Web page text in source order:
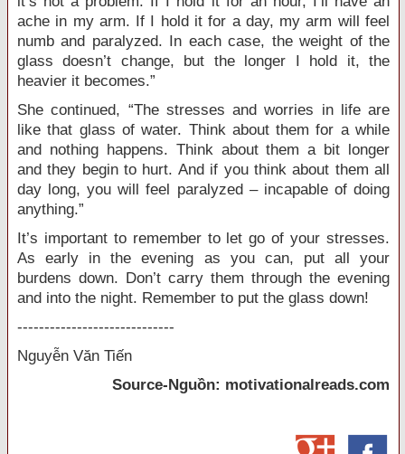
ache in my arm. If I hold it for a day, my arm will feel
numb and paralyzed. In each case, the weight of the
glass doesn’t change, but the longer I hold it, the
heavier it becomes.”
She continued, “The stresses and worries in life are
like that glass of water. Think about them for a while
and nothing happens. Think about them a bit longer
and they begin to hurt. And if you think about them all
day long, you will feel paralyzed – incapable of doing
anything.”
It’s important to remember to let go of your stresses.
As early in the evening as you can, put all your
burdens down. Don’t carry them through the evening
and into the night. Remember to put the glass down!
-----------------------------
Nguyễn Văn Tiến
Source-Nguồn: motivationalreads.com